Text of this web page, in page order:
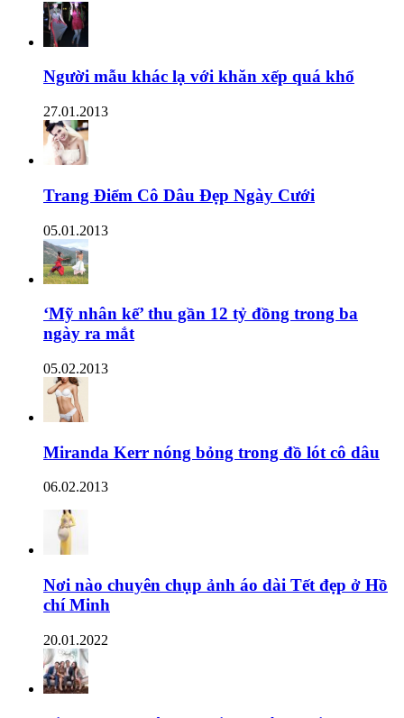
Người mẫu khác lạ với khăn xếp quá khổ
27.01.2013
Trang Điểm Cô Dâu Đẹp Ngày Cưới
05.01.2013
‘Mỹ nhân kế’ thu gần 12 tỷ đồng trong ba
ngày ra mắt
05.02.2013
Miranda Kerr nóng bỏng trong đồ lót cô dâu
06.02.2013
Nơi nào chuyên chụp ảnh áo dài Tết đẹp ở Hồ
chí Minh
20.01.2022